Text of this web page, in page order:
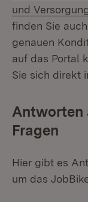
und
finden Sie
genauen
auf das Portal
Sie sich direkt
Antworten
Fragen
Hier gibt es
um das